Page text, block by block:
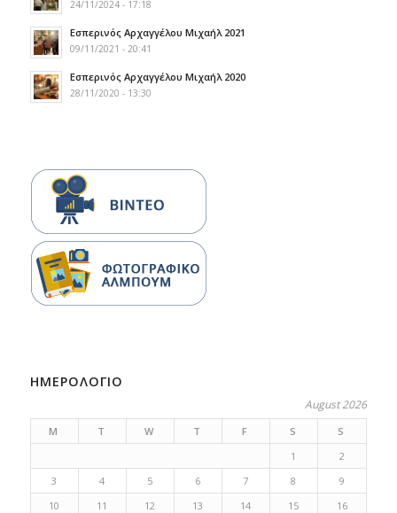
24/11/2024 - 17:18
Εσπερινός Αρχαγγέλου Μιχαήλ 2021
09/11/2021 - 20:41
Εσπερινός Αρχαγγέλου Μιχαήλ 2020
28/11/2020 - 13:30
ΗΜΕΡΟΛΟΓΙΟ
August 2026
M T W T F S
S
1
2
3
4 5 6 7 8
9
10
11 12 13 14 15
16